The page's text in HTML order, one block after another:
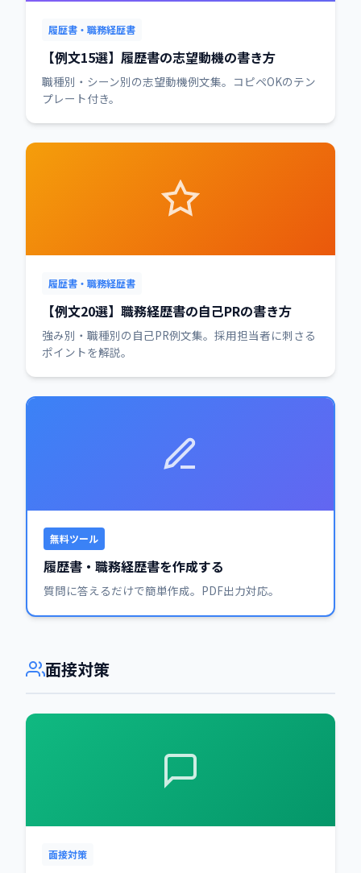
履歴書・職務経歴書
【例文15選】履歴書の志望動機の書き方
職種別・シーン別の志望動機例文集。コピペOKのテン
プレート付き。
履歴書・職務経歴書
【例文20選】職務経歴書の自己PRの書き方
強み別・職種別の自己PR例文集。採用担当者に刺さる
ポイントを解説。
無料ツール
履歴書・職務経歴書を作成する
質問に答えるだけで簡単作成。PDF出力対応。
面接対策
面接対策